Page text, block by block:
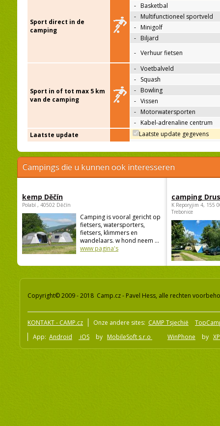
Sport direct in de
camping
- Basketbal
- Multifunctioneel sportveld
- Minigolf
- Biljard
- Verhuur fietsen
Sport in of tot max 5 km
van de camping
- Voetbalveld
- Squash
- Bowling
- Vissen
- Motorwatersporten
- Kabel-adrenaline centrum
Laatste update
Laatste update gegevens
Campings die u kunnen ook interesseren
kemp Děčín
Polabí , 40502 Děčín
Camping is vooral gericht op
fietsers, watersporters,
fietsers, klimmers en
wandelaars. w hond neem ...
www pagina's
camping
K Reporyjim 4, 155
Trebonice
Copyright© 2009 - 2018 Camp.cz - Pavel Hess, alle rechten
KONTAKT - CAMP.cz Onze andere sites: CAMP Tsjechië
App: Android iOS by MobileSoft s.r.o WinPhone by